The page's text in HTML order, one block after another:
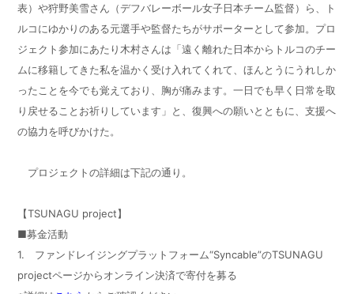
表）や狩野美雪さん（デフバレーボール女子日本チーム監督）ら、ト
ルコにゆかりのある元選手や監督たちがサポーターとして参加。プロ
ジェクト参加にあたり木村さんは「遠く離れた日本からトルコのチー
ムに移籍してきた私を温かく受け入れてくれて、ほんとうにうれしか
ったことを今でも覚えており、胸が痛みます。一日でも早く日常を取
り戻せることお祈りしています」と、復興への願いとともに、支援へ
の協力を呼びかけた。
プロジェクトの詳細は下記の通り。
【TSUNAGU project】
■募金活動
1. ファンドレイジングプラットフォーム“Syncable”のTSUNAGU
projectページからオンライン決済で寄付を募る